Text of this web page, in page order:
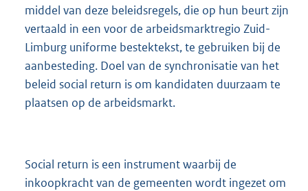
middel van deze beleidsregels, die op hun beurt zijn
vertaald in een voor de arbeidsmarktregio Zuid-
Limburg uniforme bestektekst, te gebruiken bij de
aanbesteding. Doel van de synchronisatie van het
beleid social return is om kandidaten duurzaam te
plaatsen op de arbeidsmarkt.
Social return is een instrument waarbij de
inkoopkracht van de gemeenten wordt ingezet om